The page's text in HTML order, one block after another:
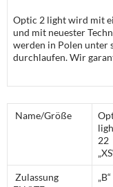
Optic 2 light wird mit
und mit neuester
werden in Polen unter
durchlaufen. Wir
Name/Größe
22
Zulassung
„B“